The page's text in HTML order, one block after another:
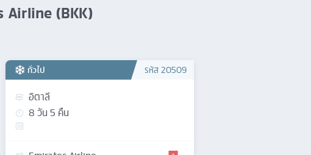
Airline (BKK)
ทั่วไป รหัส20509
อิตาลี
8วัน5 คืน